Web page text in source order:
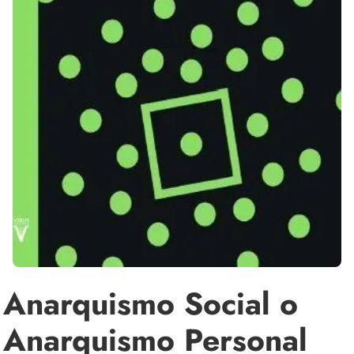
Anarquismo Social o
Anarquismo Personal